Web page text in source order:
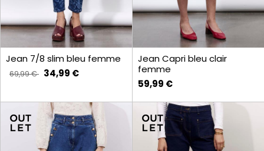
Jean 7/8 slim bleu femme
69,99 € 34,99 €
Jean Capri bleu clair
femme
59,99 €